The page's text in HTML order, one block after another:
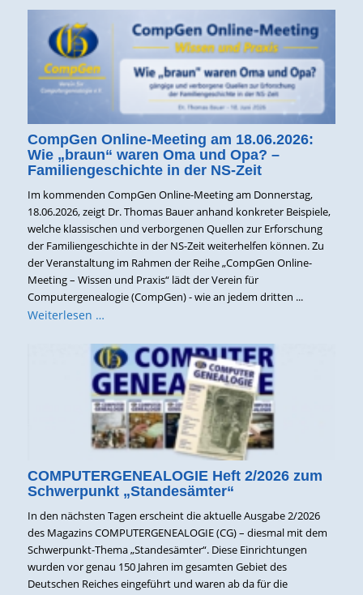
CompGen Online-Meeting am 18.06.2026:
Wie „braun“ waren Oma und Opa? –
Familiengeschichte in der NS-Zeit
Im kommenden CompGen Online-Meeting am Donnerstag,
18.06.2026, zeigt Dr. Thomas Bauer anhand konkreter Beispiele,
welche klassischen und verborgenen Quellen zur Erforschung
der Familiengeschichte in der NS-Zeit weiterhelfen können. Zu
der Veranstaltung im Rahmen der Reihe „CompGen Online-
Meeting – Wissen und Praxis“ lädt der Verein für
Computergenealogie (CompGen) - wie an jedem dritten ...
Weiterlesen …
COMPUTERGENEALOGIE Heft 2/2026 zum
Schwerpunkt „Standesämter“
In den nächsten Tagen erscheint die aktuelle Ausgabe 2/2026
des Magazins COMPUTERGENEALOGIE (CG) – diesmal mit dem
Schwerpunkt-Thema „Standesämter“. Diese Einrichtungen
wurden vor genau 150 Jahren im gesamten Gebiet des
Deutschen Reiches eingeführt und waren ab da für die